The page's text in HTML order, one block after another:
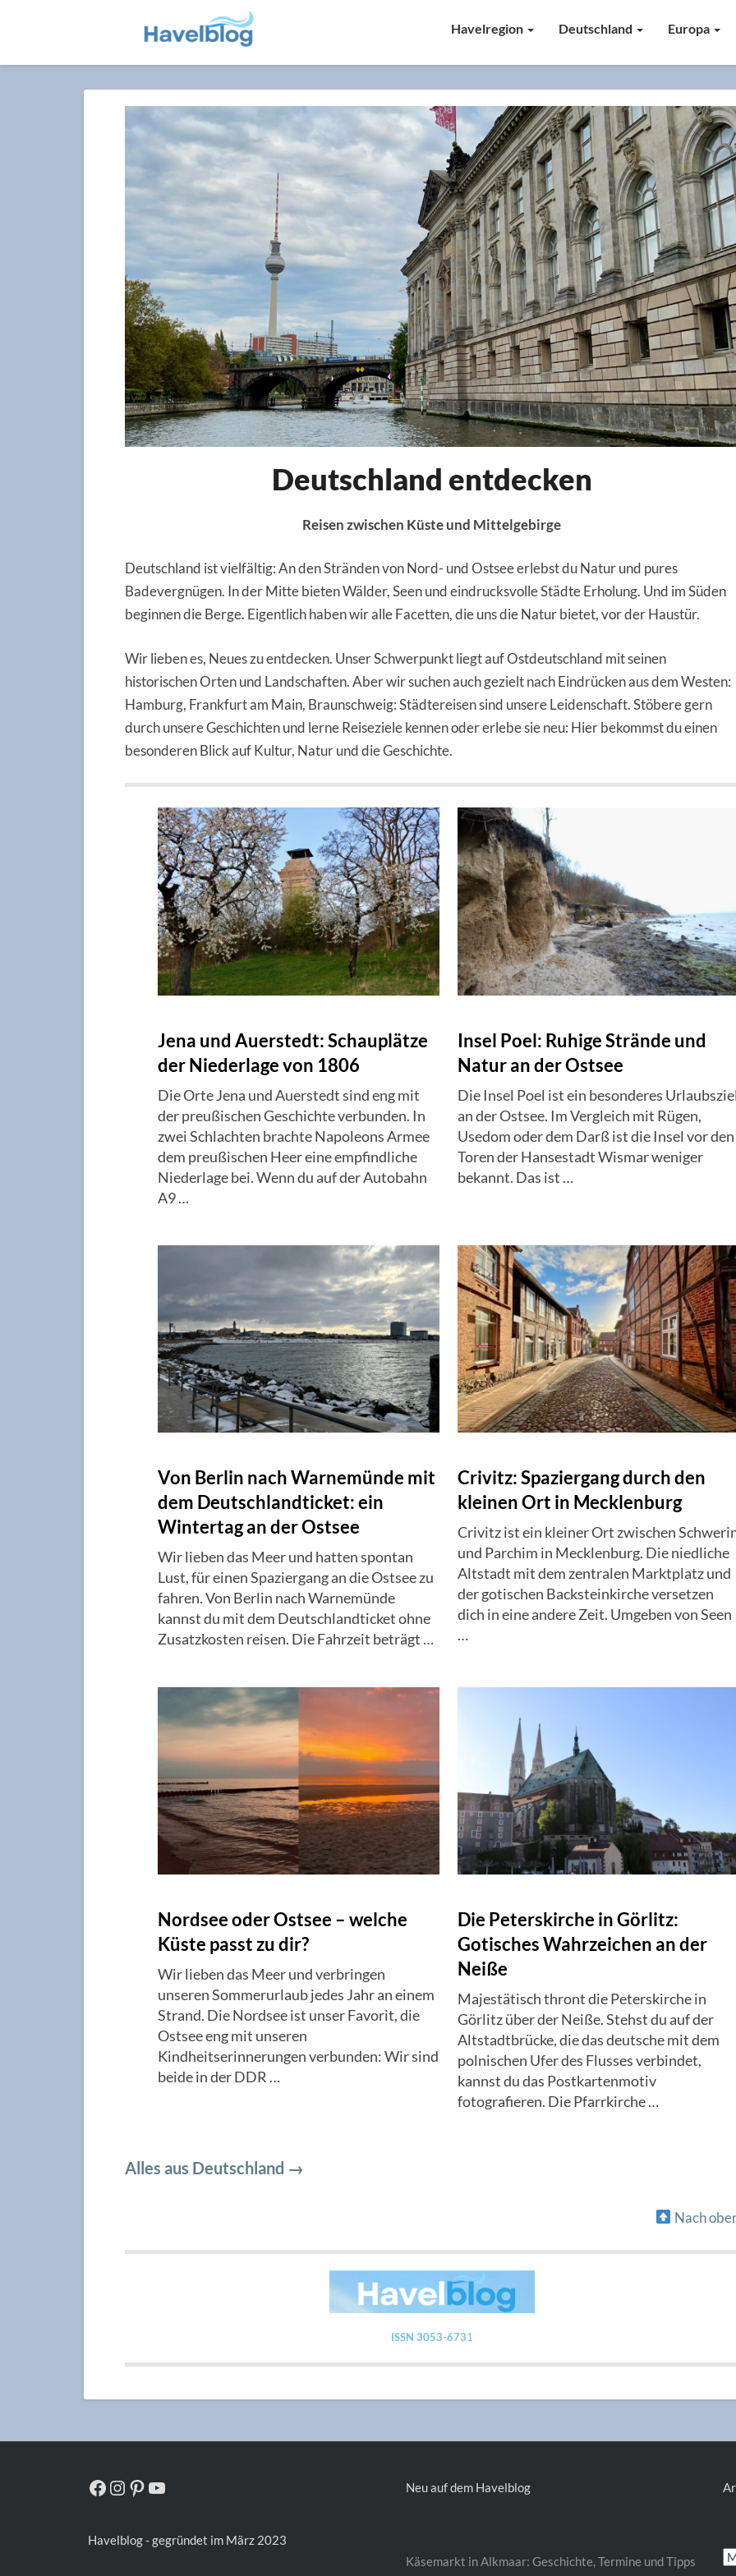
Havelregion Deutschland Europa
entdecken
Deutschland entdecken
Reisen zwischen Küste und Mittelgebirge
Deutschland ist vielfältig: An den Stränden von Nord- und Ostsee erlebst du Natur und pures
Badevergnügen. In der Mitte bieten Wälder, Seen und eindrucksvolle Städte Erholung. Und im Süden
beginnen die Berge. Eigentlich haben wir alle Facetten, die uns die Natur bietet, vor der Haustür.
Wir lieben es, Neues zu entdecken. Unser Schwerpunkt liegt auf Ostdeutschland mit seinen
historischen Orten und Landschaften. Aber wir suchen auch gezielt nach Eindrücken aus dem Westen:
Hamburg, Frankfurt am Main, Braunschweig: Städtereisen sind unsere Leidenschaft. Stöbere gern
durch unsere Geschichten und lerne Reiseziele kennen oder erlebe sie neu: Hier bekommst du einen
besonderen Blick auf Kultur, Natur und die Geschichte.
Jena und Auerstedt: Schauplätze
der Niederlage von 1806
Die Orte Jena und Auerstedt sind eng mit
der preußischen Geschichte verbunden. In
zwei Schlachten brachte Napoleons Armee
dem preußischen Heer eine empfindliche
Niederlage bei. Wenn du auf der Autobahn
A9 …
Insel Poel: Ruhige Strände und
Natur an der Ostsee
Die Insel Poel ist ein besonderes
an der Ostsee. Im Vergleich mit Rügen,
Usedom oder dem Darß ist die Insel vor den
Toren der Hansestadt Wismar weniger
bekannt. Das ist …
Von Berlin nach Warnemünde mit
dem Deutschlandticket: ein
Wintertag an der Ostsee
Wir lieben das Meer und hatten spontan
Lust, für einen Spaziergang an die Ostsee zu
fahren. Von Berlin nach Warnemünde
kannst du mit dem Deutschlandticket ohne
Zusatzkosten reisen. Die Fahrzeit beträgt …
Crivitz: Spaziergang durch den
kleinen Ort in Mecklenburg
Crivitz ist ein kleiner Ort zwischen
und Parchim in Mecklenburg. Die niedliche
Altstadt mit dem zentralen Marktplatz und
der gotischen Backsteinkirche versetzen
dich in eine andere Zeit. Umgeben von Seen
…
Nordsee oder Ostsee – welche
Küste passt zu dir?
Wir lieben das Meer und verbringen
unseren Sommerurlaub jedes Jahr an einem
Strand. Die Nordsee ist unser Favorit, die
Ostsee eng mit unseren
Kindheitserinnerungen verbunden: Wir sind
beide in der DDR …
Die Peterskirche in Görlitz:
Gotisches Wahrzeichen an der
Neiße
Majestätisch thront die Peterskirche in
Görlitz über der Neiße. Stehst du auf der
Altstadtbrücke, die das deutsche mit dem
polnischen Ufer des Flusses verbindet,
kannst du das Postkartenmotiv
fotografieren. Die Pfarrkirche …
Alles aus Deutschland →
Nach
ISSN 3053-6731
Facebook
Instagram
Pinterest
YouTube
Havelblog - gegründet im März 2023
Neu auf dem Havelblog
Käsemarkt in Alkmaar: Geschichte, Termine und Tipps